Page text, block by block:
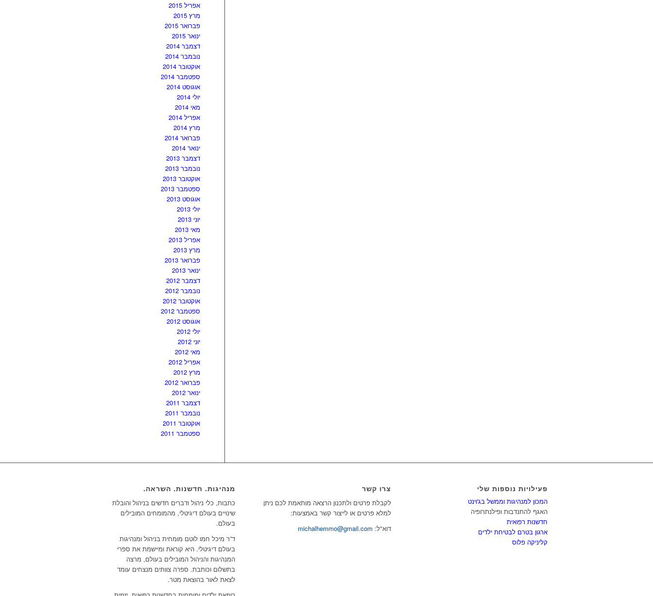
אפריל 2015
מרץ 2015
פברואר 2015
ינואר 2015
דצמבר 2014
נובמבר 2014
אוקטובר 2014
ספטמבר 2014
אוגוסט 2014
יולי 2014
מאי 2014
אפריל 2014
מרץ 2014
פברואר 2014
ינואר 2014
דצמבר 2013
נובמבר 2013
אוקטובר 2013
ספטמבר 2013
אוגוסט 2013
יולי 2013
יוני 2013
מאי 2013
אפריל 2013
מרץ 2013
פברואר 2013
ינואר 2013
דצמבר 2012
נובמבר 2012
אוקטובר 2012
ספטמבר 2012
אוגוסט 2012
יולי 2012
יוני 2012
מאי 2012
אפריל 2012
מרץ 2012
פברואר 2012
ינואר 2012
דצמבר 2011
נובמבר 2011
אוקטובר 2011
ספטמבר 2011
מנהיגות. חדשנות. השראה.
כתבות, כלי ניהול ודברים חדשים בניהול והובלת
שינויים בעולם דיגיטלי, מהמומחים המובילים
בעולם.
ד”ר מיכל חמו לוטם מומחית בניהול ומנהיגות
בעולם דיגיטלי. היא קוראת ומיישמת את ספרי
המנהיגות והניהול המובילים בעולם, מרצה
בתשלום וכותבת. ספרה צוותים מנצחים עומד
לצאת לאור בהוצאת מטר.
צרו קשר
לקבלת פרטים ולתכנון הרצאה מותאמת לכם ניתן
למלא פרטים או לייצור קשר באמצעות:
דוא"ל: michalhemmo@gmail.com
פעילויות נוספות שלי
המכון למנהיגות וממשל בג'וינט
האגף להתנדבות ופילנתרופיה
חדשנות רפואית
ארגון בטרם לבטיחת ילדים
קליניקה פלוס